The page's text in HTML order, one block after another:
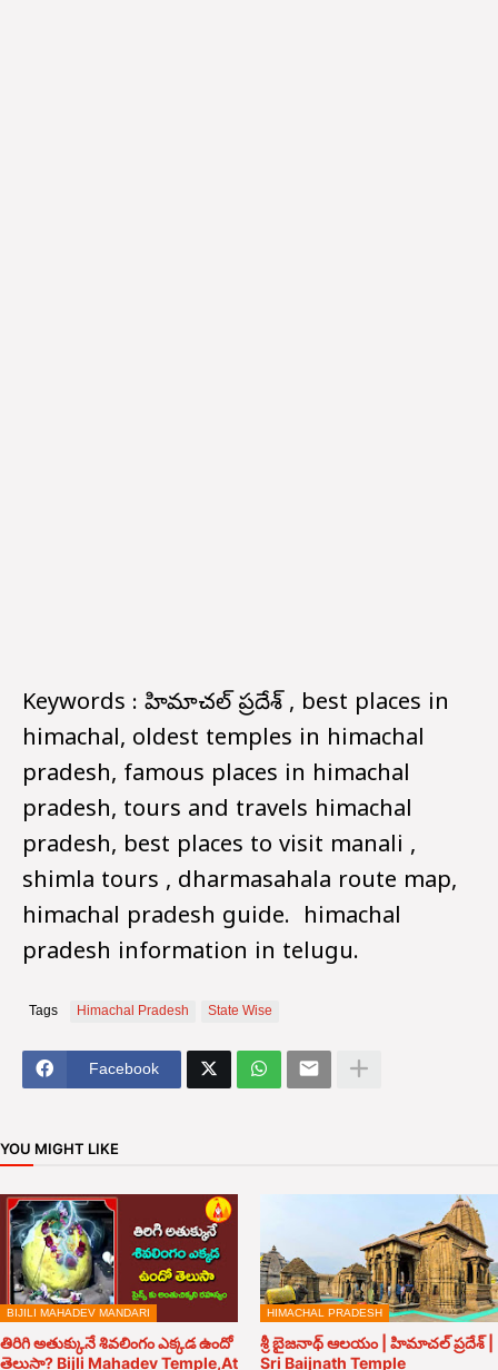
Keywords : హిమాచల్ ప్రదేశ్ , best places in
himachal, oldest temples in himachal
pradesh, famous places in himachal
pradesh, tours and travels himachal
pradesh, best places to visit manali ,
shimla tours , dharmasahala route map,
himachal pradesh guide. himachal
pradesh information in telugu.
Tags Himachal Pradesh State Wise
Facebook
YOU MIGHT LIKE
BIJILI MAHADEV MANDARI
తిరిగి అతుక్కునే శివలింగం ఎక్కడ ఉందో
తెలుసా? Bijli Mahadev Temple,At
HIMACHAL PRADESH
శ్రీ బైజనాథ్ ఆలయం | హిమాచల్ ప్రదేశ్ |
Sri Baijnath Temple